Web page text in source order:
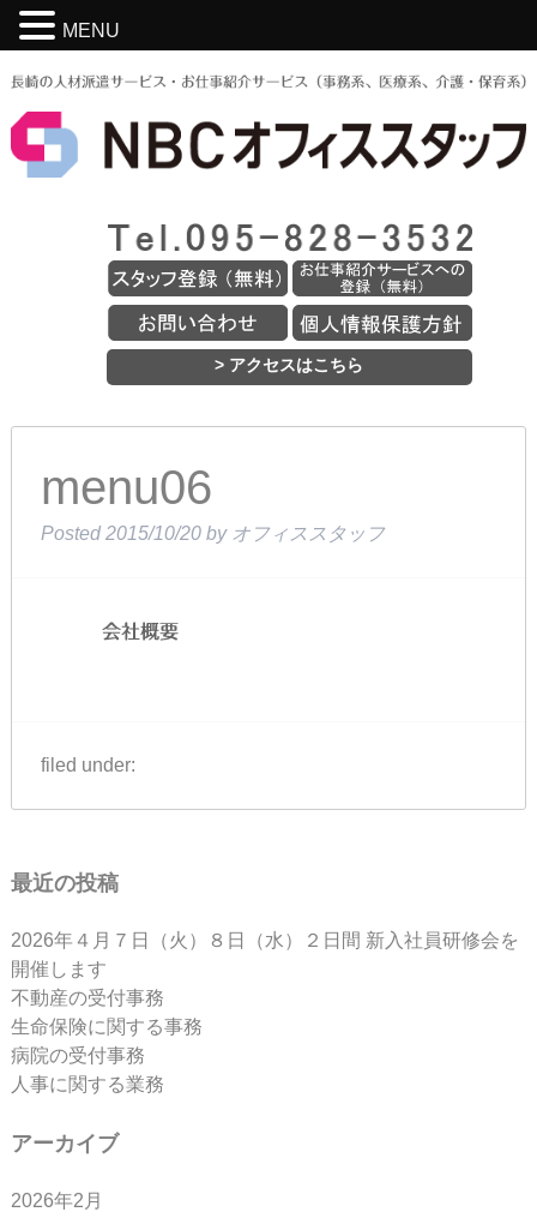
> アクセスはこちら
menu06
Posted 2015/10/20 by オフィススタッフ
filed under:
最近の投稿
2026年４月７日（火）８日（水）２日間 新入社員研修会を
開催します
不動産の受付事務
生命保険に関する事務
病院の受付事務
人事に関する業務
アーカイブ
2026年2月
MENU